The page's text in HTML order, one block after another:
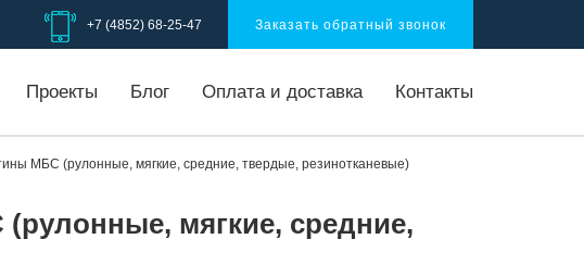
+7 (4852) 68-25-47 Заказать обратный звонок
Проекты Блог Оплата и доставка Контакты
МБС (рулонные, мягкие, средние, твердые, резинотканевые)
мягкие, средние,